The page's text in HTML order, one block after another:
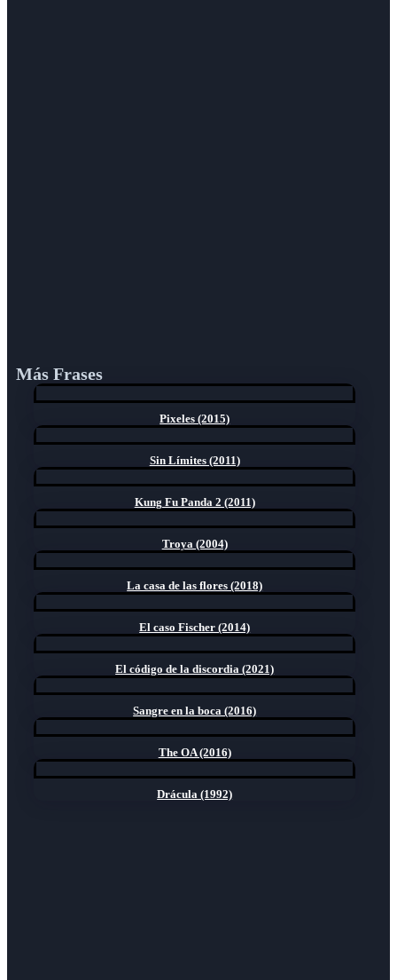
Más Frases
Pixeles (2015)
Sin Límites (2011)
Kung Fu Panda 2 (2011)
Troya (2004)
La casa de las flores (2018)
El caso Fischer (2014)
El código de la discordia (2021)
Sangre en la boca (2016)
The OA (2016)
Drácula (1992)